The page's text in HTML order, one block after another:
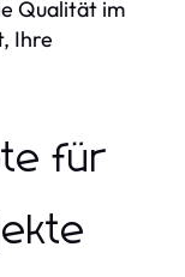
Qualität im
Ihre
für